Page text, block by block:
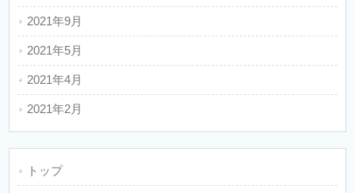
2021年9月
2021年5月
2021年4月
2021年2月
トップ